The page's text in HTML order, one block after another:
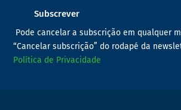
Subscrever
Pode cancelar a subscrição em qualquer
“Cancelar subscrição” do rodapé da
Política de Privacidade